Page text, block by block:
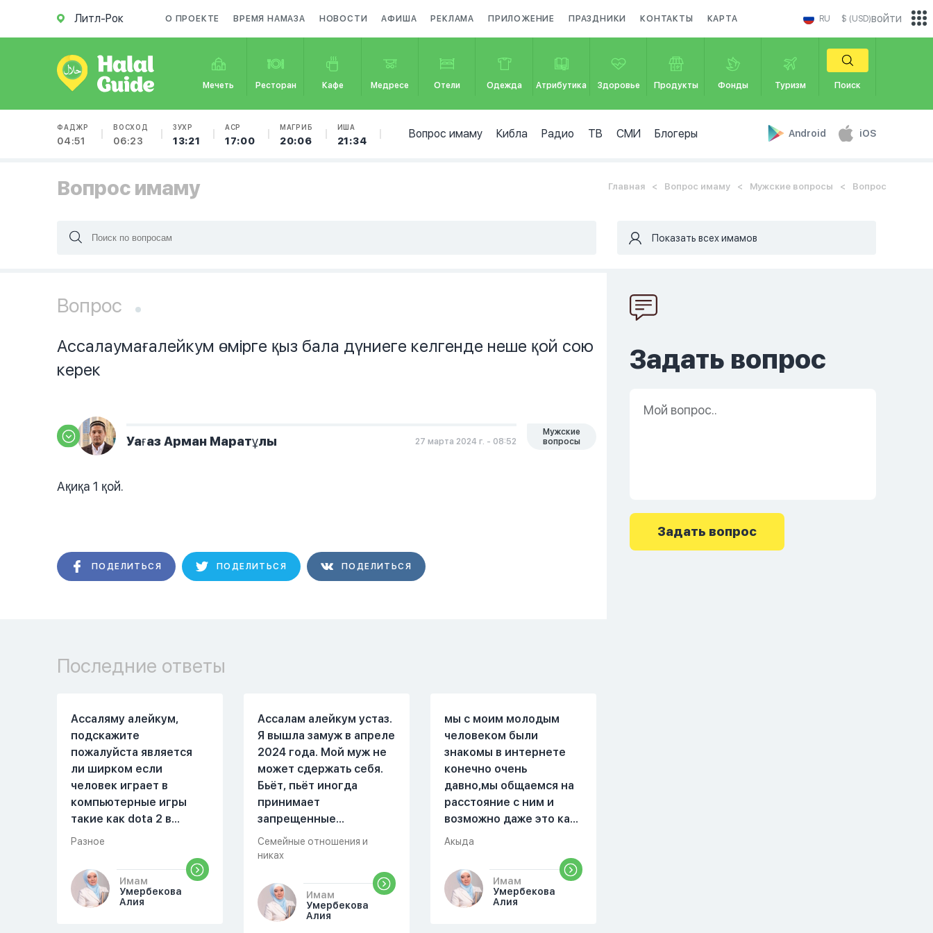
Литл-Рок О ПРОЕКТЕ ВРЕМЯ НАМАЗА НОВОСТИ АФИША РЕКЛАМА ПРИЛОЖЕНИЕ ПРАЗДНИКИ КОНТАКТЫ КАРТА RU $ (USD)
Мечеть Ресторан Кафе Медресе Отели Одежда Атрибутика Здоровье Продукты Фонды Туризм Поиск
ФАДЖР
04:51
ВОСХОД
06:23
ЗУХР
13:21
АСР
17:00
МАГРИБ
20:06
ИША
21:34
Вопрос имаму Кибла Радио ТВ СМИ Блогеры Android iOS
войти
Вопрос имаму Главная Вопрос имаму Мужские вопросы Вопрос
Показать всех имамов
Вопрос
Ассалаумағалейкум өмірге қыз бала дүниеге келгенде неше қой сою
керек
Уағаз Арман Маратұлы 27 марта 2024 г. - 08:52
Мужские
вопросы
Ақиқа 1 қой.
ПОДЕЛИТЬСЯ ПОДЕЛИТЬСЯ ПОДЕЛИТЬСЯ
Задать вопрос
Последние ответы
Ассаляму алейкум,
подскажите
пожалуйста является
ли ширком если
человек играет в
компьютерные игры
такие как dota 2 в
которых присутствует
идолопоклонство,
такие надписи как
«богоподобие»,
Разное
Имам
Умербекова
Алия
Ассалам алейкум устаз.
Я вышла замуж в апреле
2024 года. Мой муж не
может сдержать себя.
Бьёт, пьёт иногда
принимает
запрещенные
вещества. Он стал
избивать меня уже на
совместной жизни.
Причины были разные."
Я вышла в магазин, не
Семейные отношения и
никах
Имам
Умербекова
Алия
мы с моим молодым
человеком были
знакомы в интернете
конечно очень
давно,мы общаемся на
расстояние с ним и
возможно даже это как
то помешало,знаю о 17
прочитать два раза
истихар намаз,первый
раз я прочитала до
Акыда
Имам
Умербекова
Алия